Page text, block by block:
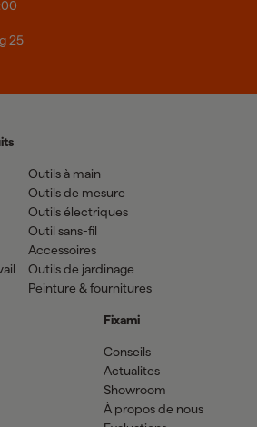
25
Outils à main
Outils de mesure
Outils électriques
Outil sans-fil
Accessoires
Outils de jardinage
Peinture & fournitures
Fixami
Conseils
Actualites
Showroom
À propos de nous